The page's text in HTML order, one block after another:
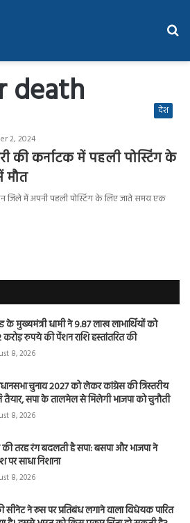
death देश
2, 2024
की कर्नाटक में पहली पोस्टिंग के
मौत
जिले में अपनी पहली पोस्टिंग के लिए जाते समय एक
के मुख्यमंत्री धामी ने 9.87 लाख लाभार्थियों को
करोड़ रुपये की पेंशन राशि हस्तांतरित की
8, 2026
चुनाव 2027 को लेकर कांग्रेस की त्रिस्तरीय
तैयार, सपा के तालमेल से मिलेगी भाजपा को चुनौती
8, 2026
की तरह रंग बदलती है सपा: बसपा और भाजपा ने
साधा निशाना
8, 2026
सीनेट ने रूस पर प्रतिबंध लगाने वाला विधेयक पारित